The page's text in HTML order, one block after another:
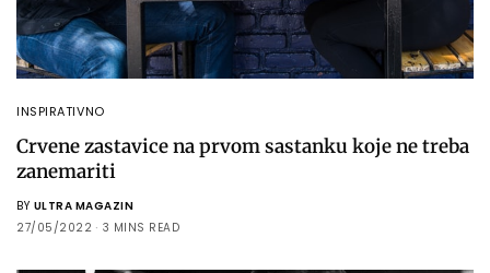
INSPIRATIVNO
Crvene zastavice na prvom sastanku koje ne treba
zanemariti
BY ULTRA MAGAZIN
27/05/2022
3 MINS READ